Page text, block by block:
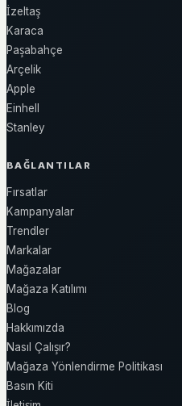
İzeltaş
Karaca
Paşabahçe
Arçelik
Apple
Einhell
Stanley
BAĞLANTILAR
Fırsatlar
Kampanyalar
Trendler
Markalar
Mağazalar
Mağaza Katılımı
Blog
Hakkımızda
Nasıl Çalışır?
Mağaza Yönlendirme Politikası
Basın Kiti